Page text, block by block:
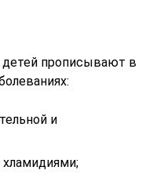
детей прописывают в
и
хламидиями;